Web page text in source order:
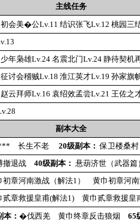
主线任务
初会美�公Lv.11 结识张飞Lv.12 桃园三
少年枭雄Lv.24 名震北门Lv.24静待契机
征讨会稽贼Lv.18 淮江英才Lv.19 孙家旗
赵云拜师Lv.16 袁绍效孟尝Lv.21王佐之
副本大全
长生不老 20级副本： 保卫楼桑村
撤退战 40级副本： 悬葫济世（武器篇
初章河南激战（解法1）
黄巾初章河
贰章救援皇甫(解法1)
黄巾贰章救援皇
本：�伐西羌 黄巾终章反击狼烟 65